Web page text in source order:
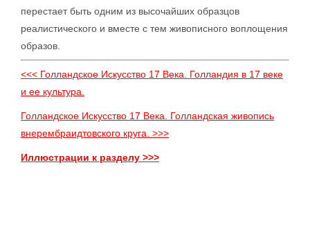
перестает быть одним из высочайших образцов
реалистического и вместе с тем живописного воплощения
образов.
<<< Голландское Искусство 17 Века. Голландия в 17 веке
и ее культура.
Голландское Искусство 17 Века. Голландская живопись
внерембраидтовского круга. >>>
Иллюстрации к разделу >>>